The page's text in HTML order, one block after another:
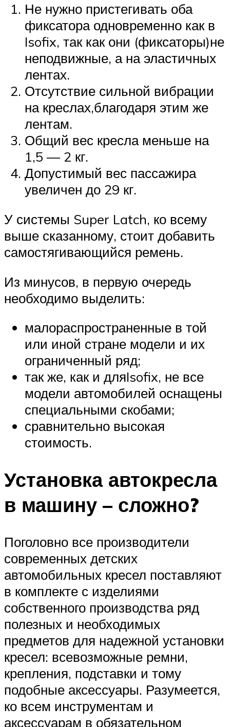
Не нужно пристегивать оба
фиксатора одновременно как в
Isofix, так как они (фиксаторы)не
неподвижные, а на эластичных
лентах.
Отсутствие сильной вибрации
на креслах,благодаря этим же
лентам.
Общий вес кресла меньше на
1,5 — 2 кг.
Допустимый вес пассажира
увеличен до 29 кг.
У системы Super Latch, ко всему
выше сказанному, стоит добавить
самостягивающийся ремень.
Из минусов, в первую очередь
необходимо выделить:
малораспространенные в той
или иной стране модели и их
ограниченный ряд;
так же, как и дляIsofix, не все
модели автомобилей оснащены
специальными скобами;
сравнительно высокая
стоимость.
Установка автокресла
в машину – сложно?
Поголовно все производители
современных детских
автомобильных кресел поставляют
в комплекте с изделиями
собственного производства ряд
полезных и необходимых
предметов для надежной установки
кресел: всевозможные ремни,
крепления, подставки и тому
подобные аксессуары. Разумеется,
ко всем инструментам и
аксессуарам в обязательном